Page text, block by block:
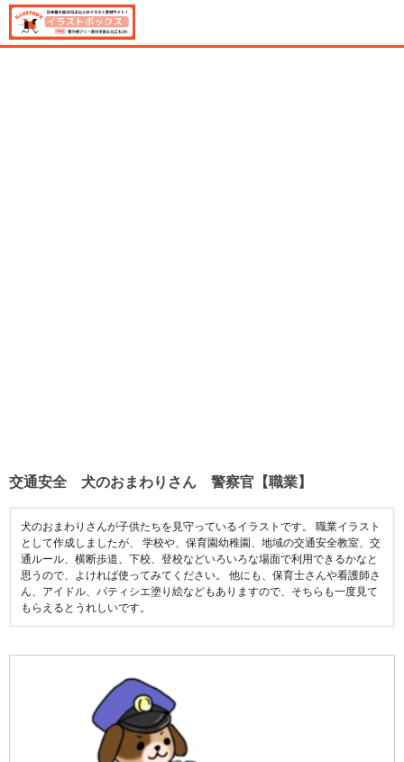
交通安全 犬のおまわりさん 警察官【職業】
犬のおまわりさんが子供たちを見守っているイラストです。 職業イラスト
として作成しましたが、 学校や、保育園幼稚園、地域の交通安全教室、交
通ルール、横断歩道、下校、登校などいろいろな場面で利用できるかなと
思うので、よければ使ってみてください。 他にも、保育士さんや看護師さ
ん、アイドル、パティシエ塗り絵などもありますので、そちらも一度見て
もらえるとうれしいです。